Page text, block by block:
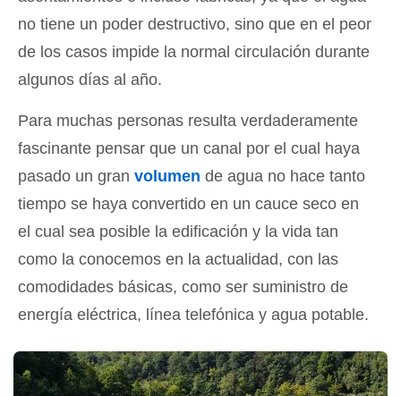
no tiene un poder destructivo, sino que en el peor
de los casos impide la normal circulación durante
algunos días al año.
Para muchas personas resulta verdaderamente
fascinante pensar que un canal por el cual haya
pasado un gran volumen de agua no hace tanto
tiempo se haya convertido en un cauce seco en
el cual sea posible la edificación y la vida tan
como la conocemos en la actualidad, con las
comodidades básicas, como ser suministro de
energía eléctrica, línea telefónica y agua potable.